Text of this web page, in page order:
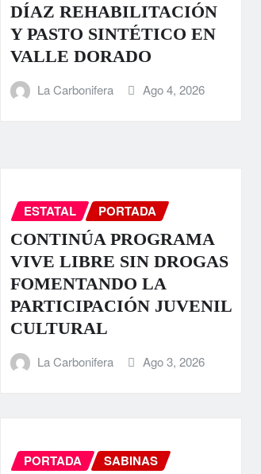
DÍAZ REHABILITACIÓN
Y PASTO SINTÉTICO EN
VALLE DORADO
La Carbonifera Ago 4, 2026
ESTATAL PORTADA
CONTINÚA PROGRAMA
VIVE LIBRE SIN DROGAS
FOMENTANDO LA
PARTICIPACIÓN JUVENIL
CULTURAL
La Carbonifera Ago 3, 2026
PORTADA
SABINAS